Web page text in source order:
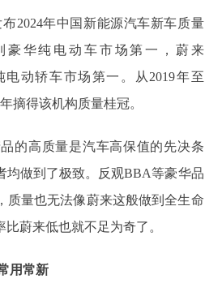
布2024年中国新能源汽车新车质量
豪华纯电动车市场第一，蔚来
电动轿车市场第一。从2019年至
摘得该机构质量桂冠。
的高质量是汽车高保值的先决条
均做到了极致。反观BBA等豪华品
质量也无法像蔚来这般做到全生命
蔚来低也就不足为奇了。
用常新